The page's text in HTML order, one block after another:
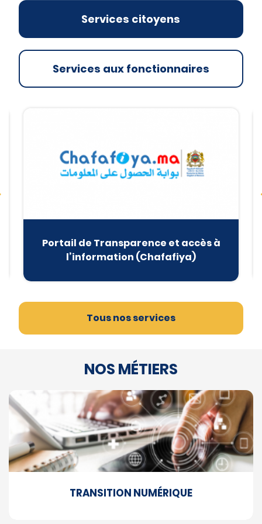
Services citoyens
Services aux fonctionnaires
Portail de Transparence et accès à
l’information (Chafafiya)
Tous nos services
NOS MÉTIERS
TRANSITION NUMÉRIQUE